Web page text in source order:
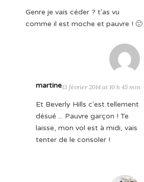
Genre je vais céder ? t'as vu
comme il est moche et pauvre ! 🙂
martine13 février 2014 at 10 h 45 min
Et Beverly Hills c'est tellement
désué ... Pauvre garçon ! Te
laisse, mon vol est à midi, vais
tenter de le consoler !